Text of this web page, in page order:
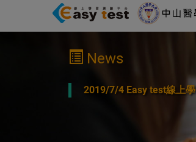
News
2019/7/4 Easy test線上